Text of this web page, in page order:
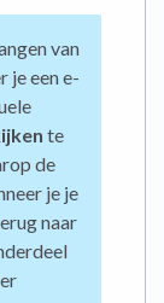
van
je een e-
te
de
je je
naar